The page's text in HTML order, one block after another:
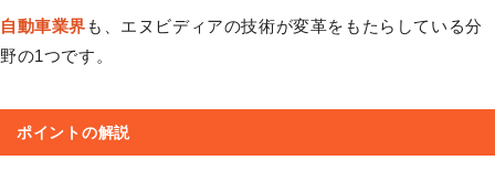
自動車業界 も、エヌビディアの技術が変革をもたらしている分
野の1つです。
ポイントの解説